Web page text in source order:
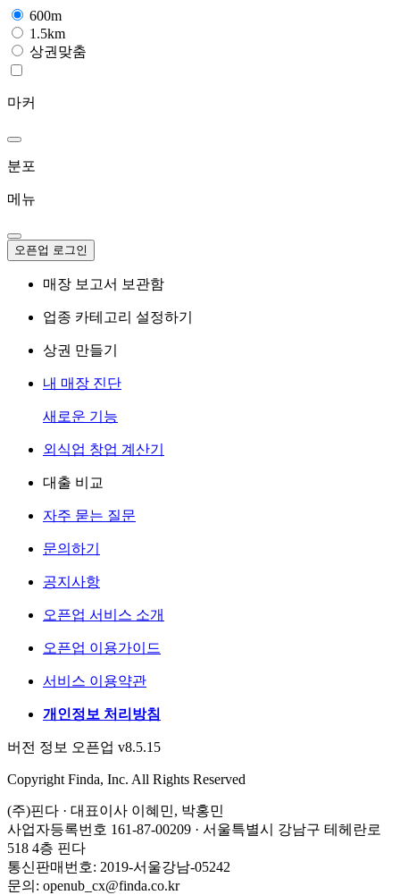
600m
1.5km
상권맞춤
마커
분포
메뉴
오픈업 로그인
매장 보고서 보관함
업종 카테고리 설정하기
상권 만들기
내 매장 진단
새로운 기능
외식업 창업 계산기
대출 비교
자주 묻는 질문
문의하기
공지사항
오픈업 서비스 소개
오픈업 이용가이드
서비스 이용약관
개인정보 처리방침
버전 정보 오픈업 v8.5.15
Copyright Finda, Inc. All Rights Reserved
(주)핀다 · 대표이사 이혜민, 박홍민
사업자등록번호 161-87-00209 · 서울특별시 강남구 테헤란로
518 4층 핀다
통신판매번호: 2019-서울강남-05242
문의: openub_cx@finda.co.kr